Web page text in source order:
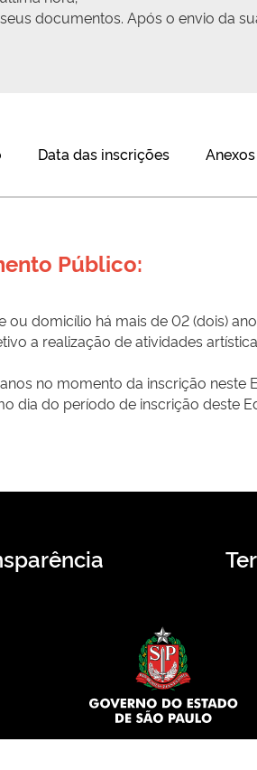
documentos. Após o envio da
Data das inscrições Anexos
Público:
domicílio há mais de 02 (dois)
a realização de atividades
no momento da inscrição
dia do período de inscrição deste